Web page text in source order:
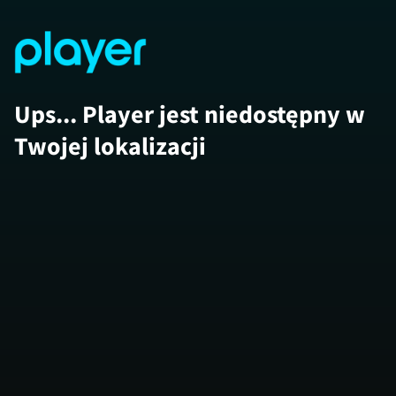
Ups... Player jest niedostępny w
Twojej lokalizacji